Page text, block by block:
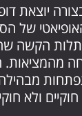
יוצאת
של
הקשה
ולא